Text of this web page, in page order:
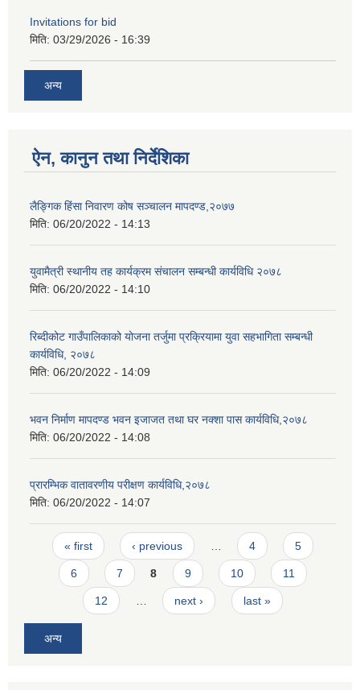
Invitations for bid
मिति: 03/29/2026 - 16:39
अन्य
ऐन, कानुन तथा निर्देशिका
लैङ्गिक हिंसा निवारण कोष सञ्चालन मापदण्ड,२०७७
मिति: 06/20/2022 - 14:13
युवामैत्री स्थानीय तह कार्यक्रम संचालन सम्बन्धी कार्यविधि २०७८
मिति: 06/20/2022 - 14:10
रिब्दीकोट गाउँपालिकाको योजना तर्जुमा प्रक्रियामा युवा सहभागिता सम्बन्धी
कार्यविधि, २०७८
मिति: 06/20/2022 - 14:09
भवन निर्माण मापदण्ड भवन इजाजत तथा घर नक्शा पास कार्यविधि,२०७८
मिति: 06/20/2022 - 14:08
प्रारम्भिक वातावरणीय परीक्षण कार्यविधि,२०७८
मिति: 06/20/2022 - 14:07
Pages
« first ‹ previous … 4 5
6 7 8 9 10 11
12 … next › last »
अन्य